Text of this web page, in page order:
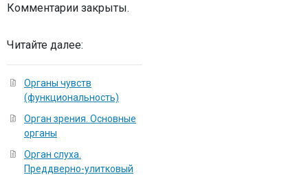
Комментарии закрыты.
Читайте далее:
Органы чувств
(функциональность)
Орган зрения. Основные
органы
Орган слуха.
Преддверно-улитковый